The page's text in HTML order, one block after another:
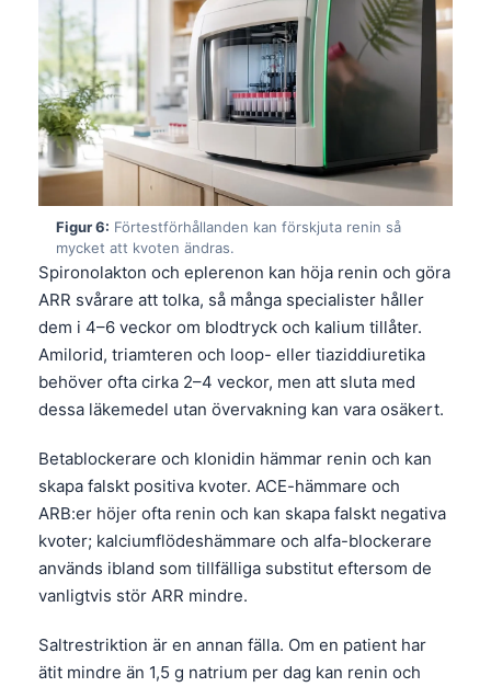
Figur 6: Förtestförhållanden kan förskjuta renin så
mycket att kvoten ändras.
Spironolakton och eplerenon kan höja renin och göra
ARR svårare att tolka, så många specialister håller
dem i 4–6 veckor om blodtryck och kalium tillåter.
Amilorid, triamteren och loop- eller tiaziddiuretika
behöver ofta cirka 2–4 veckor, men att sluta med
dessa läkemedel utan övervakning kan vara osäkert.
Betablockerare och klonidin hämmar renin och kan
skapa falskt positiva kvoter. ACE-hämmare och
ARB:er höjer ofta renin och kan skapa falskt negativa
kvoter; kalciumflödeshämmare och alfa-blockerare
används ibland som tillfälliga substitut eftersom de
vanligtvis stör ARR mindre.
Saltrestriktion är en annan fälla. Om en patient har
ätit mindre än 1,5 g natrium per dag kan renin och
Tagalog
ไทย
ဗမာစာ
ភាសាខ្មែរ
Kiswahili
አማርኛ
Українська
O‘zbekcha
Català
Қазақ тілі
Hrvatski
Slovenčina
كوردی‎
پښتو
سنڌي
සිංහල
অসমীয়া
Galego